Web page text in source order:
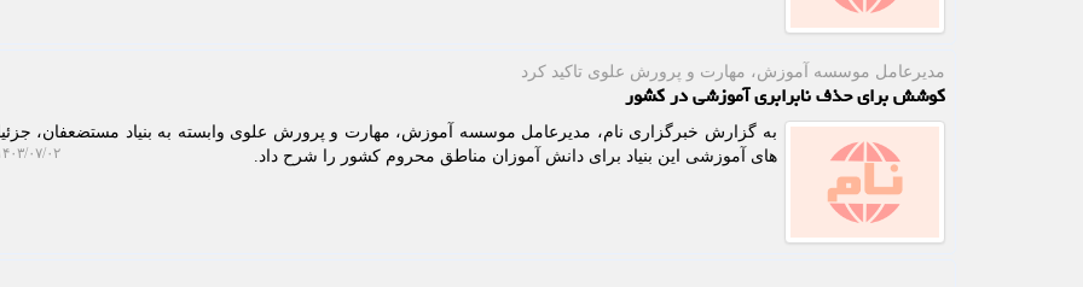
مدیرعامل موسسه آموزش، مهارت و پرورش علوی تاكید كرد
کوشش برای حذف نابرابری آموزشی در کشور
به گزارش خبرگزاری نام، مدیرعامل موسسه آموزش، مهارت و پرورش علوی وابسته به بنیاد مستضعفان،
های آموزشی این بنیاد برای دانش آموزان مناطق محروم کشور را شرح داد.
۱۴۰۳/۰۷/۰۲